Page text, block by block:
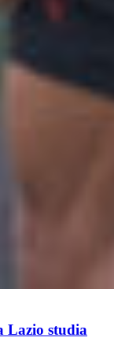
Lazio studia